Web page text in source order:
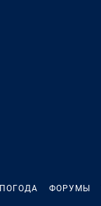
ПОГОДА ФОРУМЫ